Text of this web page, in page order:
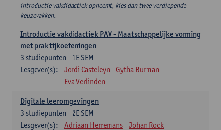
introductie vakdidactiek opneemt, kies dan twee verdiepende
keuzevakken.
Introductie vakdidactiek PAV - Maatschappelijke vorming
met praktijkoefeningen
1E SEM
3 studiepunten
Lesgever(s):
Jordi Casteleyn
Gytha Burman
Eva Verlinden
Digitale leeromgevingen
2E SEM
3 studiepunten
Lesgever(s):
Adriaan Herremans Johan Rock